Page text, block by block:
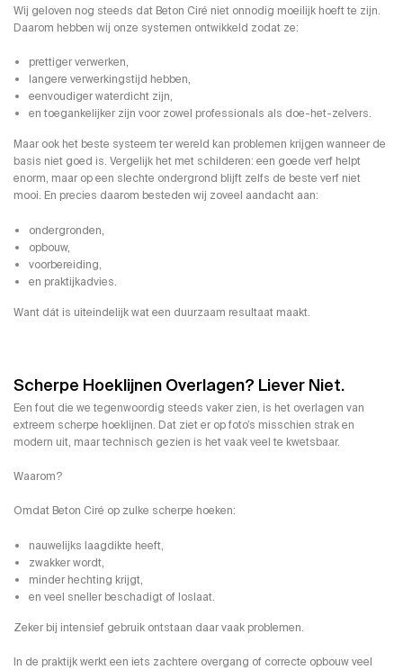
Wij geloven nog steeds dat Beton Ciré niet onnodig moeilijk hoeft te zijn.
Daarom hebben wij onze systemen ontwikkeld zodat ze:
prettiger verwerken,
langere verwerkingstijd hebben,
eenvoudiger waterdicht zijn,
en toegankelijker zijn voor zowel professionals als doe-het-zelvers.
Maar ook het beste systeem ter wereld kan problemen krijgen wanneer de
basis niet goed is. Vergelijk het met schilderen: een goede verf helpt
enorm, maar op een slechte ondergrond blijft zelfs de beste verf niet
mooi. En precies daarom besteden wij zoveel aandacht aan:
ondergronden,
opbouw,
voorbereiding,
en praktijkadvies.
Want dát is uiteindelijk wat een duurzaam resultaat maakt.
Scherpe Hoeklijnen Overlagen? Liever Niet.
Een fout die we tegenwoordig steeds vaker zien, is het overlagen van
extreem scherpe hoeklijnen. Dat ziet er op foto’s misschien strak en
modern uit, maar technisch gezien is het vaak veel te kwetsbaar.
Waarom?
Omdat Beton Ciré op zulke scherpe hoeken:
nauwelijks laagdikte heeft,
zwakker wordt,
minder hechting krijgt,
en veel sneller beschadigt of loslaat.
Zeker bij intensief gebruik ontstaan daar vaak problemen.
In de praktijk werkt een iets zachtere overgang of correcte opbouw veel